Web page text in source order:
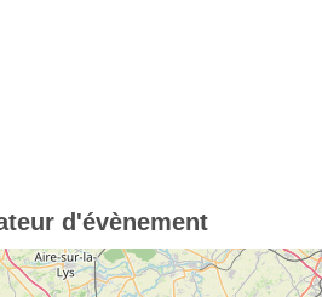
d'évènement